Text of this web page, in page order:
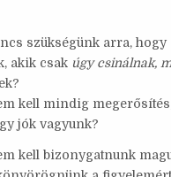
szükségünk arra,
akik csak úgy csinálnak,
kell mindig
jók vagyunk?
kell bizonygatnunk